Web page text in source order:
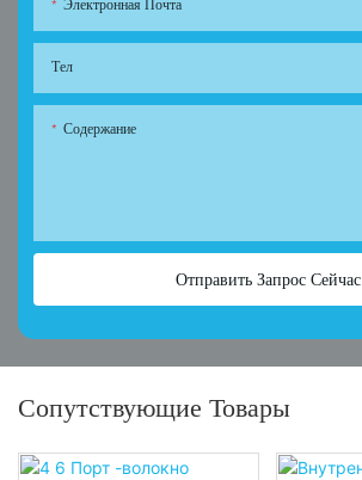
Электронная Почта
Тел
Содержание
Отправить Запрос Сейчас
Сопутствующие Товары